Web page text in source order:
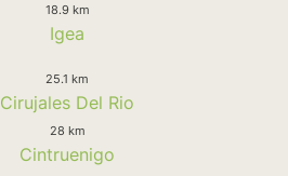
18.9 km
Igea
25.1 km
Cirujales Del Rio
28 km
Cintruenigo